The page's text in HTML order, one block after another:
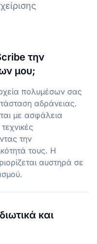
την
μου;
πολυμέσων σας
αδράνειας.
με ασφάλεια
την
τους. Η
αυστηρά σε
και